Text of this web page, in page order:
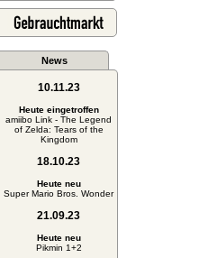
News
10.11.23
Heute eingetroffen
amiibo Link - The Legend
of Zelda: Tears of the
Kingdom
18.10.23
Heute neu
Super Mario Bros. Wonder
21.09.23
Heute neu
Pikmin 1+2